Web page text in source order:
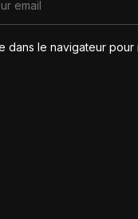
dans le navigateur